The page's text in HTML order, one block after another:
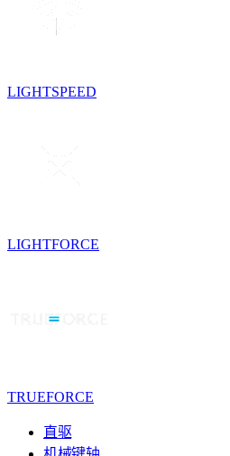
LIGHTSPEED
LIGHTFORCE
TRUEFORCE
直驱